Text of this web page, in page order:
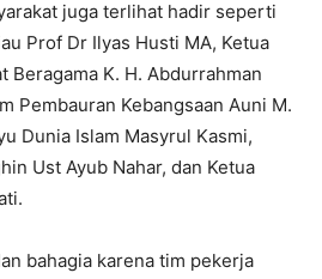
juga terlihat hadir seperti
Prof Dr Ilyas Husti MA, Ketua
Beragama K. H. Abdurrahman
Pembauran Kebangsaan Auni M.
Dunia Islam Masyrul Kasmi,
Ust Ayub Nahar, dan Ketua
bahagia karena tim pekerja